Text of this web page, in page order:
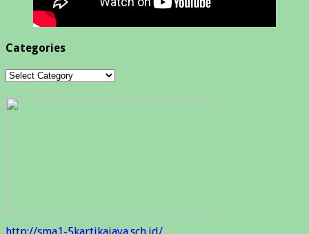
Categories
Categories
http://sma1-5kartikajaya.sch.id/